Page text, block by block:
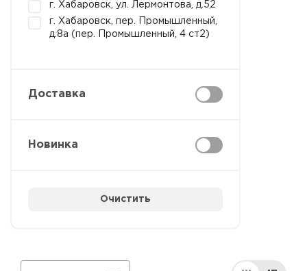
г. Хабаровск, ул. Лермонтова, д.52
г. Хабаровск, пер. Промышленный,
д.8а (пер. Промышленный, 4 ст2)
Доставка
Новинка
Очистить